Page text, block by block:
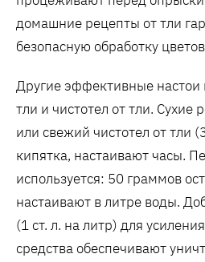
домашние рецепты от тли
безопасную обработку
Другие эффективные
тли и чистотел от тли. Сухие
или свежий чистотел от тли
кипятка‚ настаивают часы.
используется: 50 граммов
настаивают в литре воды.
(1 ст. л. на литр) для
средства обеспечивают